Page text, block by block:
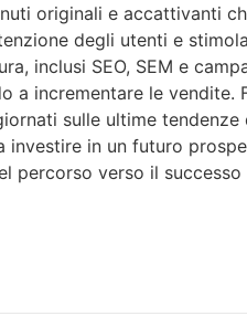
originali e accattivanti
degli utenti e
inclusi SEO, SEM e
incrementare le vendite.
sulle ultime
in un futuro
percorso verso il